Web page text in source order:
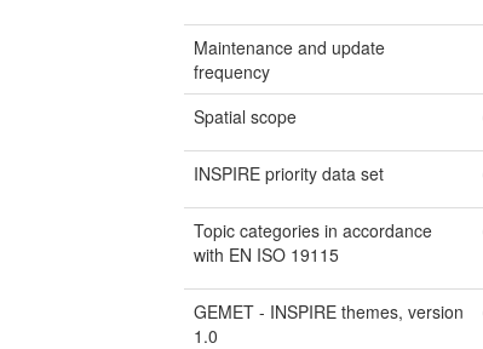
Maintenance and update
frequency
Spatial scope
INSPIRE priority data set
Topic categories in accordance
with EN ISO 19115
GEMET - INSPIRE themes, version
1.0